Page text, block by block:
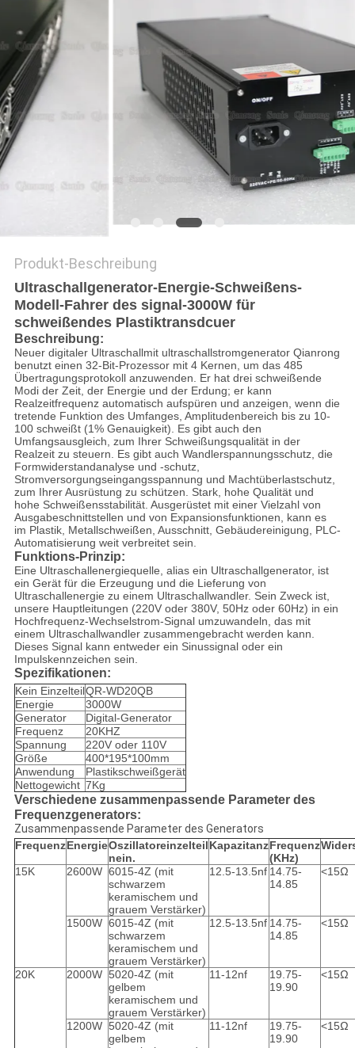
Produkt-Beschreibung
Ultraschallgenerator-Energie-Schweißens-
Modell-Fahrer des signal-3000W für
schweißendes Plastiktransdcuer
Beschreibung:
Neuer digitaler Ultraschallmit ultraschallstromgenerator Qianrong
benutzt einen 32-Bit-Prozessor mit 4 Kernen, um das 485
Übertragungsprotokoll anzuwenden. Er hat drei schweißende
Modi der Zeit, der Energie und der Erdung; er kann
Realzeitfrequenz automatisch aufspüren und anzeigen, wenn die
tretende Funktion des Umfanges, Amplitudenbereich bis zu 10-
100 schweißt (1% Genauigkeit). Es gibt auch den
Umfangsausgleich, zum Ihrer Schweißungsqualität in der
Realzeit zu steuern. Es gibt auch Wandlerspannungsschutz, die
Formwiderstandanalyse und -schutz,
Stromversorgungseingangsspannung und Machtüberlastschutz,
zum Ihrer Ausrüstung zu schützen. Stark, hohe Qualität und
hohe Schweißensstabilität. Ausgerüstet mit einer Vielzahl von
Ausgabeschnittstellen und von Expansionsfunktionen, kann es
im Plastik, Metallschweißen, Ausschnitt, Gebäudereinigung, PLC-
Automatisierung weit verbreitet sein.
Funktions-Prinzip:
Eine Ultraschallenergiequelle, alias ein Ultraschallgenerator, ist
ein Gerät für die Erzeugung und die Lieferung von
Ultraschallenergie zu einem Ultraschallwandler. Sein Zweck ist,
unsere Hauptleitungen (220V oder 380V, 50Hz oder 60Hz) in ein
Hochfrequenz-Wechselstrom-Signal umzuwandeln, das mit
einem Ultraschallwandler zusammengebracht werden kann.
Dieses Signal kann entweder ein Sinussignal oder ein
Impulskennzeichen sein.
Spezifikationen:
Kein EinzelteilQR-WD20QB
Energie
3000W
Generator
Digital-Generator
Frequenz
20KHZ
Spannung
220V oder 110V
Größe
400*195*100mm
Anwendung
Plastikschweißgerät
Nettogewicht 7Kg
Verschiedene zusammenpassende Parameter des
Frequenzgenerators:
Zusammenpassende Parameter des Generators
FrequenzEnergieOszillatoreinzelteil
nein.
KapazitanzFrequenz
(KHz)
15K 2600W 6015-4Z (mit
schwarzem
keramischem und
grauem Verstärker)
12.5-13.5nf 14.75-
14.85
<15Ω
1500W 6015-4Z (mit
schwarzem
keramischem und
grauem Verstärker)
12.5-13.5nf 14.75-
14.85
<15Ω
20K 2000W 5020-4Z (mit
gelbem
keramischem und
grauem Verstärker)
11-12nf
19.75-
19.90
<15Ω
1200W 5020-4Z (mit
gelbem
11-12nf
19.75-
19.90
<15Ω